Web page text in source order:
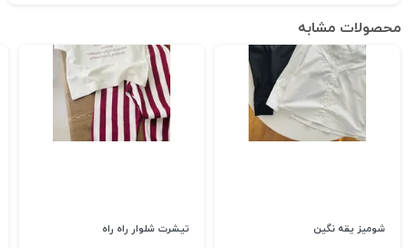
محصولات مشابه
شومیز یقه نگین تیشرت شلوار راه راه